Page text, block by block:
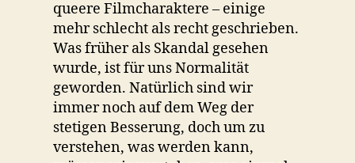
queere Filmcharaktere – einige
mehr schlecht als recht geschrieben.
Was früher als Skandal gesehen
wurde, ist für uns Normalität
geworden. Natürlich sind wir
immer noch auf dem Weg der
stetigen Besserung, doch um zu
verstehen, was werden kann,